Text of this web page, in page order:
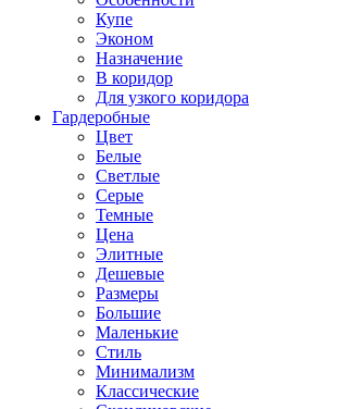
Купе
Эконом
Назначение
В коридор
Для узкого коридора
Гардеробные
Цвет
Белые
Светлые
Серые
Темные
Цена
Элитные
Дешевые
Размеры
Большие
Маленькие
Стиль
Минимализм
Классические